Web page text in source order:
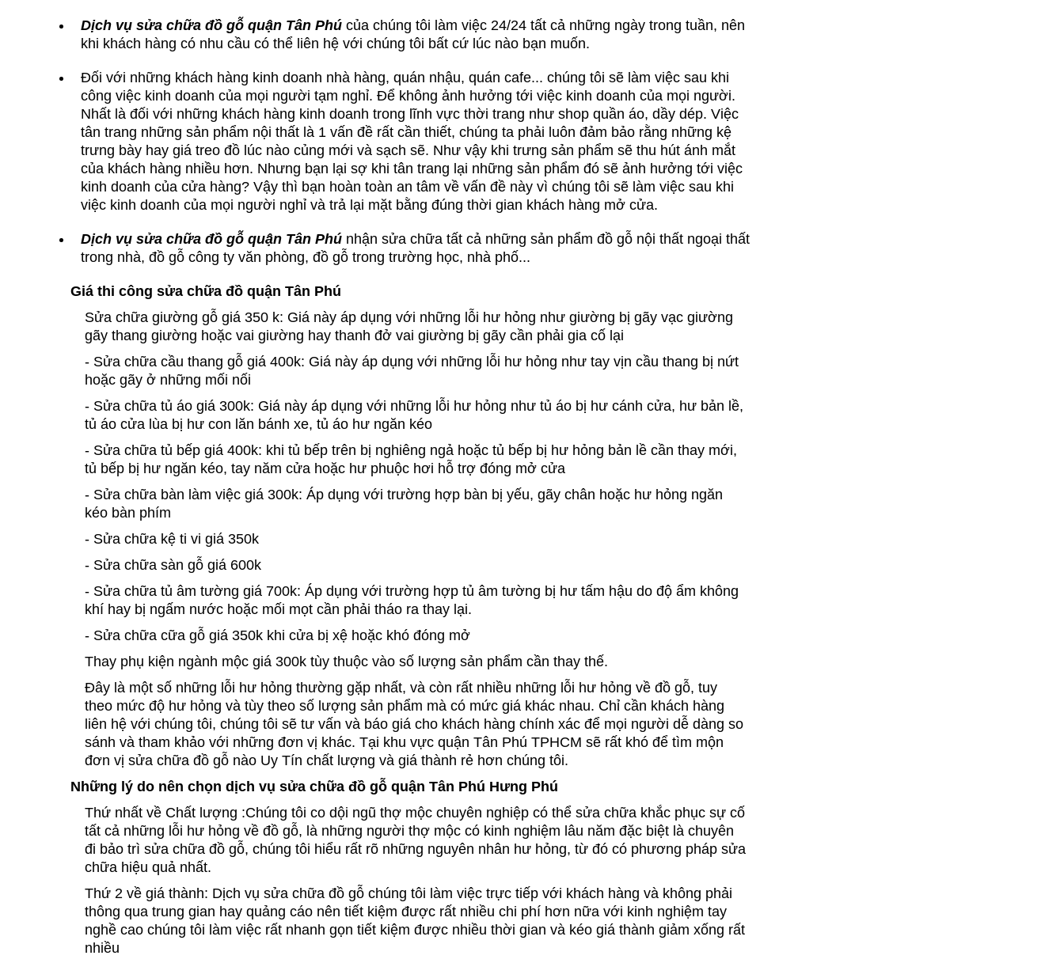
Dịch vụ sửa chữa đồ gỗ quận Tân Phú của chúng tôi làm việc 24/24 tất cả những ngày trong tuần, nên
khi khách hàng có nhu cầu có thể liên hệ với chúng tôi bất cứ lúc nào bạn muốn.
Đối với những khách hàng kinh doanh nhà hàng, quán nhậu, quán cafe... chúng tôi sẽ làm việc sau khi
công việc kinh doanh của mọi người tạm nghỉ. Để không ảnh hưởng tới việc kinh doanh của mọi người.
Nhất là đối với những khách hàng kinh doanh trong lĩnh vực thời trang như shop quần áo, dầy dép. Việc
tân trang những sản phẩm nội thất là 1 vấn đề rất cần thiết, chúng ta phải luôn đảm bảo rằng những kệ
trưng bày hay giá treo đồ lúc nào củng mới và sạch sẽ. Như vậy khi trưng sản phẩm sẽ thu hút ánh mắt
của khách hàng nhiều hơn. Nhưng bạn lại sợ khi tân trang lại những sản phẩm đó sẽ ảnh hưởng tới việc
kinh doanh của cửa hàng? Vậy thì bạn hoàn toàn an tâm về vấn đề này vì chúng tôi sẽ làm việc sau khi
việc kinh doanh của mọi người nghỉ và trả lại mặt bằng đúng thời gian khách hàng mở cửa.
Dịch vụ sửa chữa đồ gỗ quận Tân Phú nhận sửa chữa tất cả những sản phẩm đồ gỗ nội thất ngoại thất
trong nhà, đồ gỗ công ty văn phòng, đồ gỗ trong trường học, nhà phố...
Giá thi công sửa chữa đồ quận Tân Phú
Sửa chữa giường gỗ giá 350 k: Giá này áp dụng với những lỗi hư hỏng như giường bị gãy vạc giường
gãy thang giường hoặc vai giường hay thanh đở vai giường bị gãy cần phải gia cố lại
- Sửa chữa cầu thang gỗ giá 400k: Giá này áp dụng với những lỗi hư hỏng như tay vịn cầu thang bị nứt
hoặc gãy ở những mối nối
- Sửa chữa tủ áo giá 300k: Giá này áp dụng với những lỗi hư hỏng như tủ áo bị hư cánh cửa, hư bản lề,
tủ áo cửa lùa bị hư con lăn bánh xe, tủ áo hư ngăn kéo
- Sửa chữa tủ bếp giá 400k: khi tủ bếp trên bị nghiêng ngả hoặc tủ bếp bị hư hỏng bản lề cần thay mới,
tủ bếp bị hư ngăn kéo, tay năm cửa hoặc hư phuộc hơi hỗ trợ đóng mở cửa
- Sửa chữa bàn làm việc giá 300k: Áp dụng với trường hợp bàn bị yếu, gãy chân hoặc hư hỏng ngăn
kéo bàn phím
- Sửa chữa kệ ti vi giá 350k
- Sửa chữa sàn gỗ giá 600k
- Sửa chữa tủ âm tường giá 700k: Áp dụng với trường hợp tủ âm tường bị hư tấm hậu do độ ẩm không
khí hay bị ngấm nước hoặc mối mọt cần phải tháo ra thay lại.
- Sửa chữa cữa gỗ giá 350k khi cửa bị xệ hoặc khó đóng mở
Thay phụ kiện ngành mộc giá 300k tùy thuộc vào số lượng sản phẩm cần thay thế.
Đây là một số những lỗi hư hỏng thường gặp nhất, và còn rất nhiều những lỗi hư hỏng về đồ gỗ, tuy
theo mức độ hư hỏng và tùy theo số lượng sản phẩm mà có mức giá khác nhau. Chỉ cần khách hàng
liên hệ với chúng tôi, chúng tôi sẽ tư vấn và báo giá cho khách hàng chính xác để mọi người dễ dàng so
sánh và tham khảo với những đơn vị khác. Tại khu vực quận Tân Phú TPHCM sẽ rất khó để tìm mộn
đơn vị sửa chữa đồ gỗ nào Uy Tín chất lượng và giá thành rẻ hơn chúng tôi.
Những lý do nên chọn dịch vụ sửa chữa đồ gỗ quận Tân Phú Hưng Phú
Thứ nhất về Chất lượng :Chúng tôi co dội ngũ thợ mộc chuyên nghiệp có thể sửa chữa khắc phục sự cố
tất cả những lỗi hư hỏng về đồ gỗ, là những người thợ mộc có kinh nghiệm lâu năm đặc biệt là chuyên
đi bảo trì sửa chữa đồ gỗ, chúng tôi hiểu rất rõ những nguyên nhân hư hỏng, từ đó có phương pháp sửa
chữa hiệu quả nhất.
Thứ 2 về giá thành: Dịch vụ sửa chữa đồ gỗ chúng tôi làm việc trực tiếp với khách hàng và không phải
thông qua trung gian hay quảng cáo nên tiết kiệm được rất nhiều chi phí hơn nữa với kinh nghiệm tay
nghề cao chúng tôi làm việc rất nhanh gọn tiết kiệm được nhiều thời gian và kéo giá thành giảm xống rất
nhiều